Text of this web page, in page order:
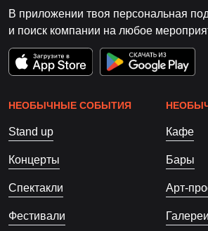
В приложении твоя персональная
и поиск компании на любое
НЕОБЫЧНЫЕ СОБЫТИЯ
Stand up
Концерты
Спектакли
Фестивали
Кафе
Бары
Арт-
Галереи